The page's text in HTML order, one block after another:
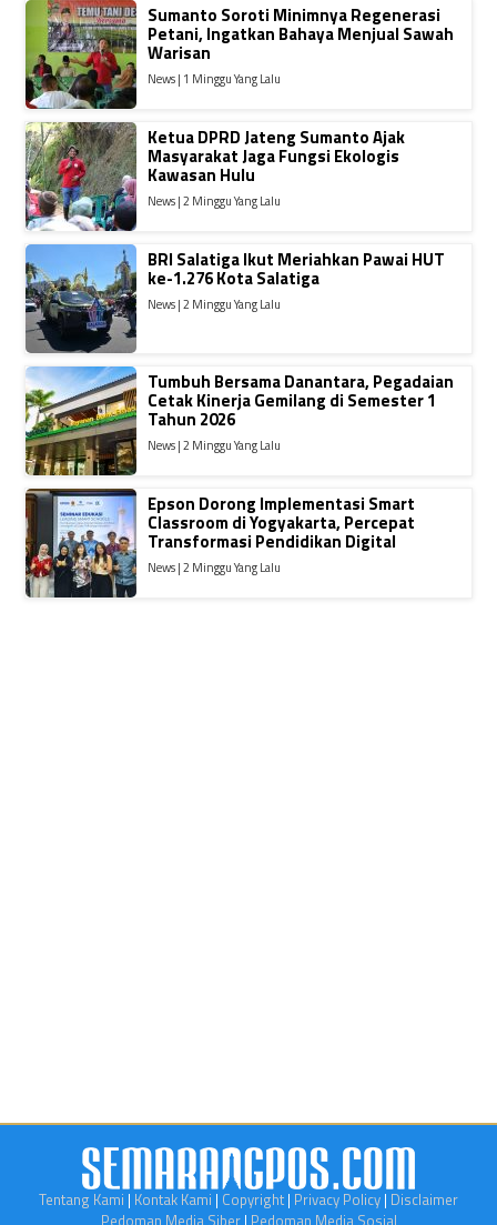
Sumanto Soroti Minimnya Regenerasi
Petani, Ingatkan Bahaya Menjual Sawah
Warisan
News | 1 Minggu Yang Lalu
Ketua DPRD Jateng Sumanto Ajak
Masyarakat Jaga Fungsi Ekologis
Kawasan Hulu
News | 2 Minggu Yang Lalu
BRI Salatiga Ikut Meriahkan Pawai HUT
ke-1.276 Kota Salatiga
News | 2 Minggu Yang Lalu
Tumbuh Bersama Danantara, Pegadaian
Cetak Kinerja Gemilang di Semester 1
Tahun 2026
News | 2 Minggu Yang Lalu
Epson Dorong Implementasi Smart
Classroom di Yogyakarta, Percepat
Transformasi Pendidikan Digital
News | 2 Minggu Yang Lalu
Tentang Kami | Kontak Kami | Copyright | Privacy Policy | Disclaimer
Pedoman Media Siber| Pedoman Media Sosial